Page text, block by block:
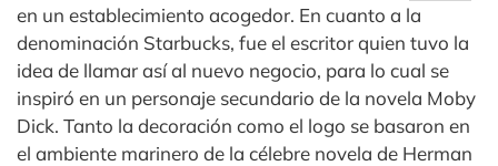
en un establecimiento acogedor. En cuanto a la
denominación Starbucks, fue el escritor quien tuvo la
idea de llamar así al nuevo negocio, para lo cual se
inspiró en un personaje secundario de la novela Moby
Dick. Tanto la decoración como el logo se basaron en
el ambiente marinero de la célebre novela de Herman